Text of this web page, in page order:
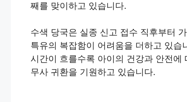
째를 맞이하고 있습니다.
수색 당국은 실종 신고 접수 직후부터
특유의 복잡함이 어려움을 더하고 있습
시간이 흐를수록 아이의 건강과 안전
무사 귀환을 기원하고 있습니다.